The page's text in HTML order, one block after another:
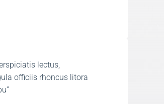
lectus,
officiis rhoncus litora